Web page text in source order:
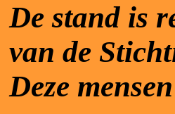
De stand is
van de
Deze